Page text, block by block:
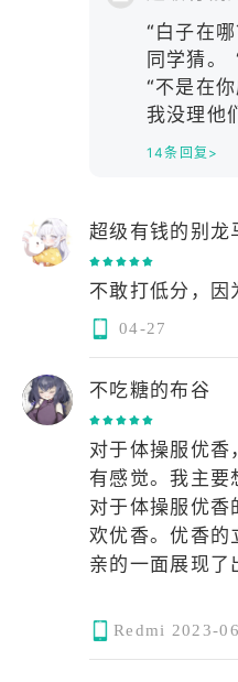
在脑后……将白
好的展示了出
我不禁摁下相
张着小嘴，注
盯着泳装白子
后来，白子准备
中爆炸开来，照
花，不禁流露出
视着白子卡哇伊
老婆是我最爱的
下，白子老婆能
夕阳、焰火……
分诠释了看板娘
样，白子老婆永
夜深了，白子穿
够看到白子熟睡
这美好的假日
袋，抱在怀里
泳装白子真的
学生唱着垂怜
雪中迎苦难。
但他们却不知
切，它不是幻
正的sensei才能
迹，治愈你充满
好与希望，奇迹
Where All
“白子在
同学猜。
“不是在
我没理他
在哪？”
在了她的
成了浪漫
麦还要动
还要唯美
在哪？”
吗？我在
那晚的极
雪花也只
彩的光线
白无瑕的
肌肤，去
哪？”我
我在马尔
沿着海
软的沙
一来，冲
风也识趣
14条回复>
超级有钱的别龙
不敢打低分，因
04-27
不吃糖的布谷
对于体操服优香
有感觉。我主要
对于体操服优香
欢优香。优香的
亲的一面展现了
但是她这个头
有点奇怪。但
Redmi 2023-